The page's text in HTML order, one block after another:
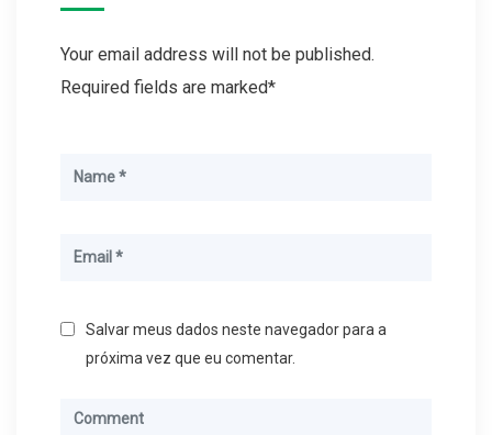
Your email address will not be published.
Required fields are marked*
Salvar meus dados neste navegador para a
próxima vez que eu comentar.